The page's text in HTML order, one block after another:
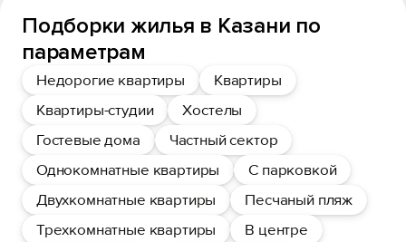
Подборки жилья в Казани по
параметрам
Недорогие квартиры
Квартиры
Квартиры-студии
Хостелы
Гостевые дома
Частный сектор
Однокомнатные квартиры
С парковкой
Двухкомнатные квартиры
Песчаный пляж
Трехкомнатные квартиры
В центре